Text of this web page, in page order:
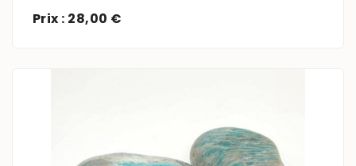
Prix : 28,00 €